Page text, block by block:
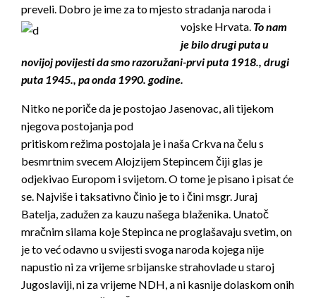
preveli. Dobro je ime za to mjesto stradanja naroda i
vojske Hrvata. To nam
je bilo drugi puta u
novijoj povijesti da smo razoružani-prvi puta 1918., drugi
puta 1945., pa onda 1990. godine.
Nitko ne poriče da je postojao Jasenovac, ali tijekom
njegova postojanja pod
pritiskom režima postojala je i naša Crkva na čelu s
besmrtnim svecem Alojzijem Stepincem čiji glas je
odjekivao Europom i svijetom. O tome je pisano i pisat će
se. Najviše i taksativno činio je to i čini msgr. Juraj
Batelja, zadužen za kauzu našega blaženika. Unatoč
mračnim silama koje Stepinca ne proglašavaju svetim, on
je to već odavno u svijesti svoga naroda kojega nije
napustio ni za vrijeme srbijanske strahovlade u staroj
Jugoslaviji, ni za vrijeme NDH, a ni kasnije dolaskom onih